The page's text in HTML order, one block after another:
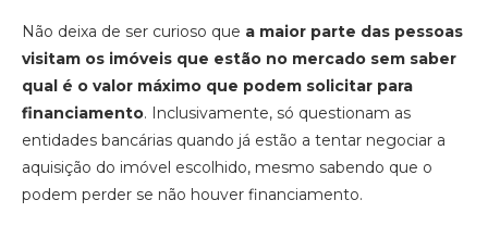
Não deixa de ser curioso que a maior parte das pessoas
visitam os imóveis que estão no mercado sem saber
qual é o valor máximo que podem solicitar para
financiamento. Inclusivamente, só questionam as
entidades bancárias quando já estão a tentar negociar a
aquisição do imóvel escolhido, mesmo sabendo que o
podem perder se não houver financiamento.